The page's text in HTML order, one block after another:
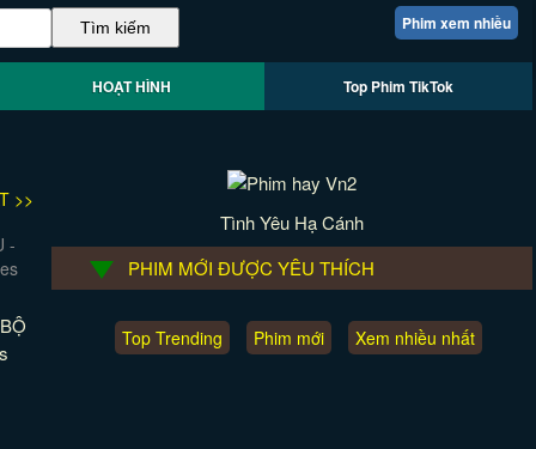
Phim xem nhiều
HOẠT HÌNH Top Phim TikTok
>>
Tình Yêu Hạ Cánh
PHIM MỚI ĐƯỢC YÊU THÍCH
Top Trending Phim mới Xem nhiều nhất